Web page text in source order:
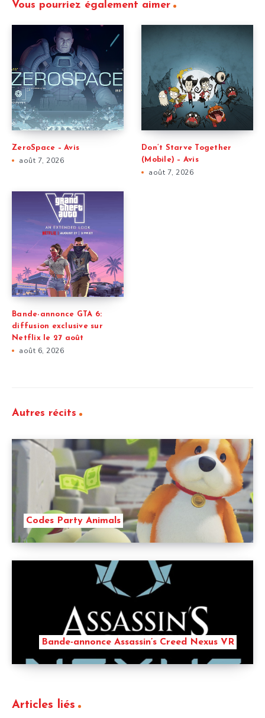
Vous pourriez également aimer
ZeroSpace – Avis
août 7, 2026
Don’t Starve Together
(Mobile) – Avis
août 7, 2026
Bande-annonce GTA 6:
diffusion exclusive sur
Netflix le 27 août
août 6, 2026
Autres récits
Codes Party Animals
Bande-annonce Assassin’s Creed Nexus VR
Articles liés